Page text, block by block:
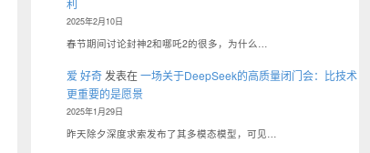
利
2025年2月10日
春节期间讨论封神2和哪吒2的很多，为什么…
爱 好奇 发表在一场关于DeepSeek的高质量闭门会：比技术
更重要的是愿景
2025年1月29日
昨天除夕深度求索发布了其多模态模型，可见…